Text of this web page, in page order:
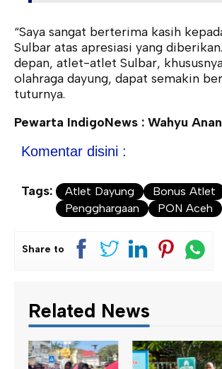
“Saya sangat berterima kasih
Sulbar atas apresiasi yang
depan, atlet-atlet Sulbar,
olahraga dayung, dapat semakin
tuturnya.
Pewarta IndigoNews : Wahyu
Komentar disini :
Tags: Atlet Dayung Bonus Atlet
Pengghargaan
PON Aceh
Share to
Related News